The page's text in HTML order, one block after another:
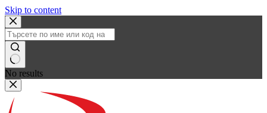
Skip to content
No results